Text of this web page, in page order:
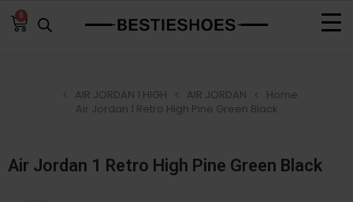
0
Home
AIR JORDAN
AIR JORDAN 1 HIGH
Air Jordan 1 Retro High Pine Green Black
Air Jordan 1 Retro High Pine Green Black